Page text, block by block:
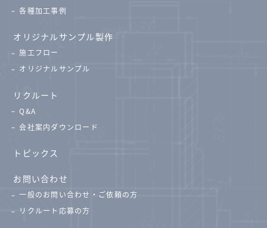
各種加工事例
オリジナルサンプル製作
施工フロー
オリジナルサンプル
リクルート
Q&A
会社案内ダウンロード
トピックス
お問い合わせ
一般のお問い合わせ・ご依頼の方
リクルート応募の方